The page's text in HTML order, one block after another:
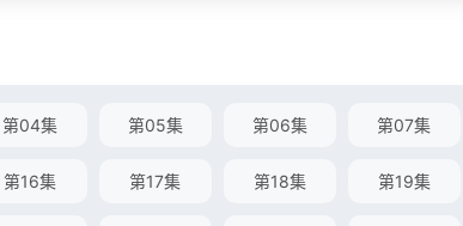
第04集 第05集 第06集 第07集
第16集 第17集 第18集 第19集